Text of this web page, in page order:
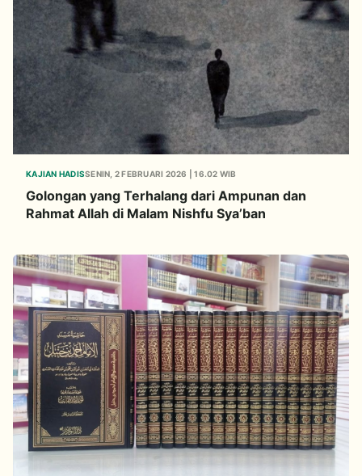
KAJIAN HADISSENIN, 2 FEBRUARI 2026 | 16.02 WIB
Golongan yang Terhalang dari Ampunan dan
Rahmat Allah di Malam Nishfu Sya’ban